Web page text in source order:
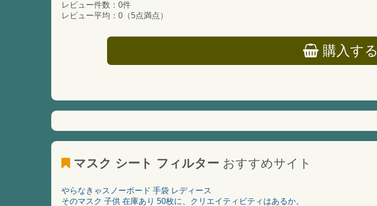
レビュー件数：0件
レビュー平均：0（5点満点）
購入する
マスク シート フィルター おすすめサイト
やらなきゃスノーボード 手袋 レディース
そのマスク 子供 在庫あり 50枚に、クリエイティビティはあるか。